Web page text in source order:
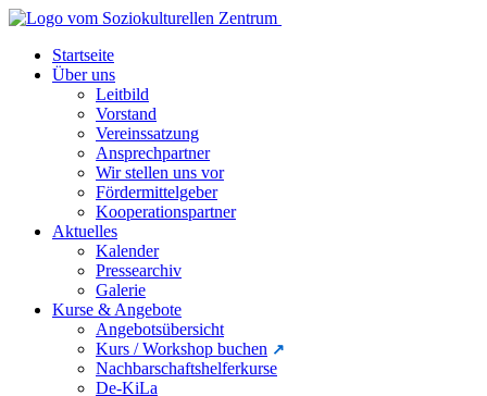
Startseite
Über uns
Leitbild
Vorstand
Vereinssatzung
Ansprechpartner
Wir stellen uns vor
Fördermittelgeber
Kooperationspartner
Aktuelles
Kalender
Pressearchiv
Galerie
Kurse & Angebote
Angebotsübersicht
Kurs / Workshop buchen
Nachbarschaftshelferkurse
De-KiLa